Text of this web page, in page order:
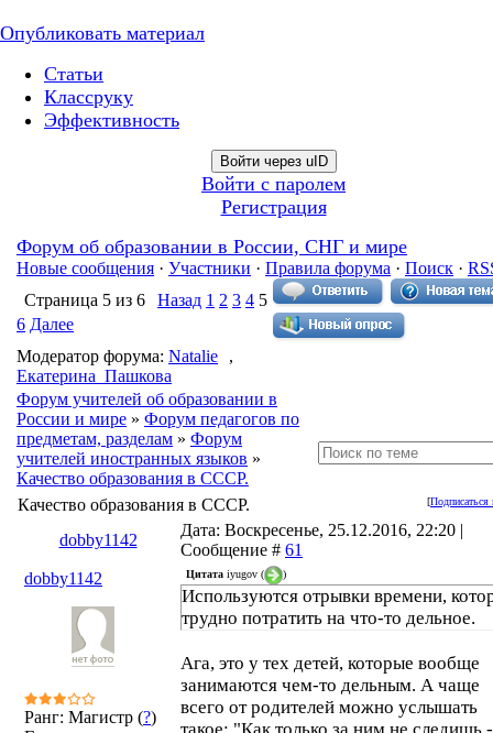
Опубликовать материал
Статьи
Классруку
Эффективность
Войти через uID
Войти с паролем
Регистрация
Форум об образовании в России, СНГ и мире
Новые сообщения · Участники · Правила форума · Поиск ·
Страница 5 из 6 Назад 1 2 3 4 5
6 Далее
Модератор форума: Natalie
,
Екатерина_Пашкова
Форум учителей об образовании в
России и мире » Форум педагогов по
предметам, разделам » Форум
учителей иностранных языков »
Качество образования в СССР.
[Подписаться
Качество образования в СССР.
dobby1142
Дата: Воскресенье, 25.12.2016, 22:20 |
Сообщение # 61
dobby1142
Ранг: Магистр (?)
Цитата iyugov ( )
Используются отрывки времени,
трудно потратить на что-то дельное.
Ага, это у тех детей, которые вообще
занимаются чем-то дельным. А чаще
всего от родителей можно услышать